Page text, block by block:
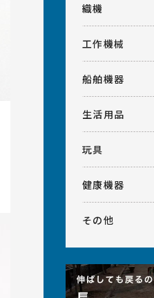
織機
工作機械
船舶機器
生活用品
玩具
健康機器
その他